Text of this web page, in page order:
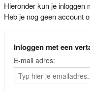
Hieronder kun je inloggen
Heb je nog geen account
Inloggen met een
E-mail adres: